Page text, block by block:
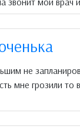
не
мне грозили